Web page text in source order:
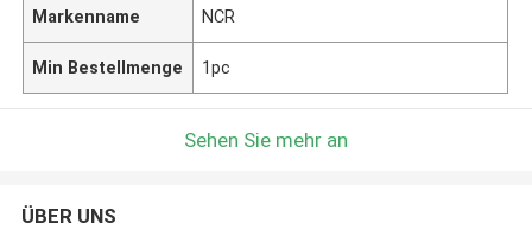
Markenname NCR
Min Bestellmenge 1pc
Sehen Sie mehr an
ÜBER UNS